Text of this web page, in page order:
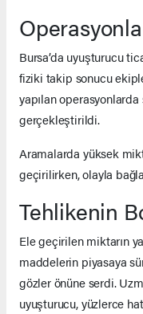
Bursa’da uyuşturucu
fiziki takip sonucu
yapılan
gerçekleştirildi.
Aramalarda yüksek
geçirilirken, olayla
Tehlikenin
Ele geçirilen miktarın
maddelerin piyasaya
gözler önüne serdi.
uyuşturucu, yüzlerce